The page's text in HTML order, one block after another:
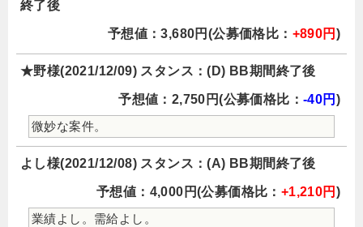
終了後
予想値：3,680円(公募価格比： +890円 )
★野様(2021/12/09) スタンス：(D) BB期間終了後
予想値：2,750円(公募価格比： -40円 )
微妙な案件。
よし様(2021/12/08) スタンス：(A) BB期間終了後
予想値：4,000円(公募価格比： +1,210円 )
業績よし。需給よし。